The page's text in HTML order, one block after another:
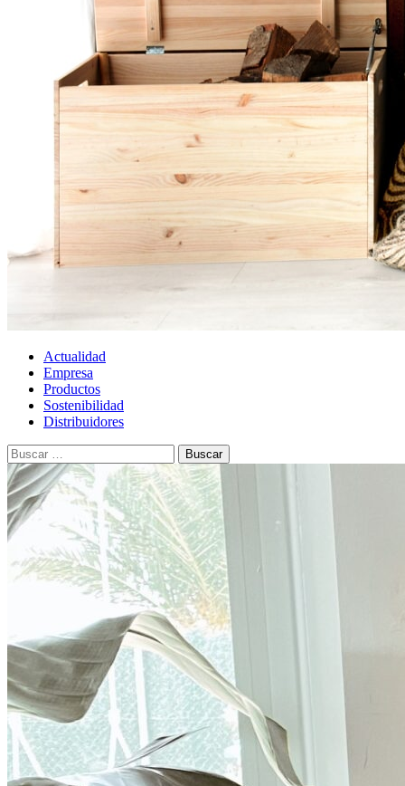
Actualidad
Empresa
Productos
Sostenibilidad
Distribuidores
Buscar: